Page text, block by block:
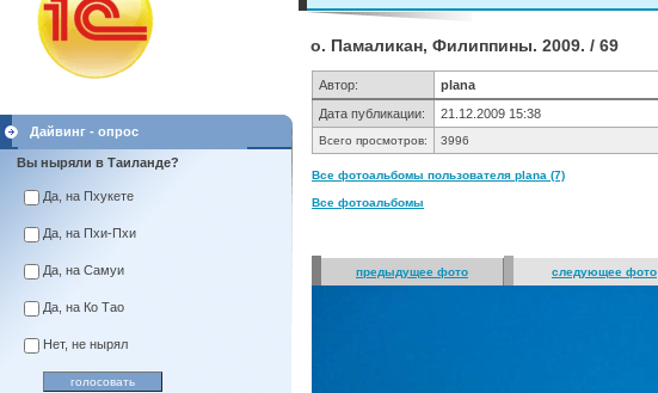
Дайвинг - опрос
Вы ныряли в Таиланде?
Да, на Пхукете
Да, на Пхи-Пхи
Да, на Самуи
Да, на Ко Тао
Нет, не нырял
о. Памаликан, Филиппины. 2009. / 69
Автор:
plana
Дата публикации:
21.12.2009 15:38
Всего просмотров: 3996
Все фотоальбомы пользователя plana (7)
Все фотоальбомы
предыдущее фото следующее фото